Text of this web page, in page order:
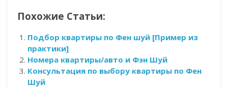
Похожие Статьи:
Подбор квартиры по Фен шуй [Пример из
практики]
Номера квартиры/авто и Фэн Шуй
Консультация по выбору квартиры по Фен
Шуй